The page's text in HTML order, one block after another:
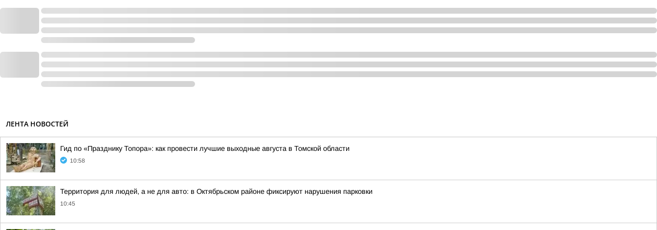
ЛЕНТА НОВОСТЕЙ
Гид по «Празднику Топора»: как провести лучшие выходные августа в Томской области
10:58
Территория для людей, а не для авто: в Октябрьском районе фиксируют нарушения парковки
10:45